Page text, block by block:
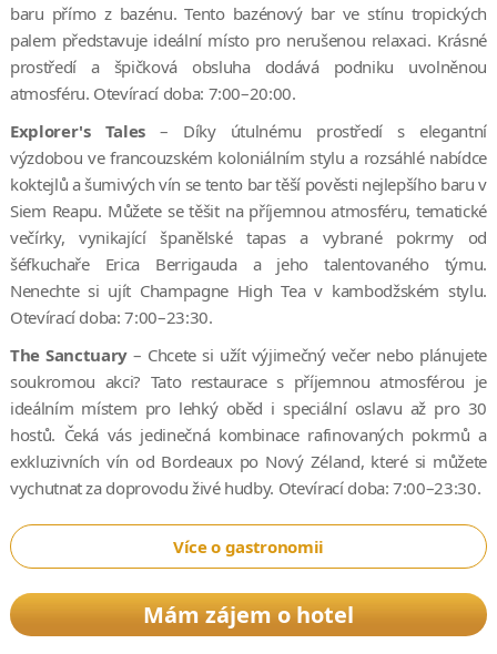
baru přímo z bazénu. Tento bazénový bar ve stínu tropických
palem představuje ideální místo pro nerušenou relaxaci. Krásné
prostředí a špičková obsluha dodává podniku uvolněnou
atmosféru. Otevírací doba: 7:00–20:00.
Explorer's Tales– Díky útulnému prostředí s elegantní
výzdobou ve francouzském koloniálním stylu a rozsáhlé nabídce
koktejlů a šumivých vín se tento bar těší pověsti nejlepšího baru v
Siem Reapu. Můžete se těšit na příjemnou atmosféru, tematické
večírky, vynikající španělské tapas a vybrané pokrmy od
šéfkuchaře Erica Berrigauda a jeho talentovaného týmu.
Nenechte si ujít Champagne High Tea v kambodžském stylu.
Otevírací doba: 7:00–23:30.
The Sanctuary– Chcete si užít výjimečný večer nebo plánujete
soukromou akci? Tato restaurace s příjemnou atmosférou je
ideálním místem pro lehký oběd i speciální oslavu až pro 30
hostů. Čeká vás jedinečná kombinace rafinovaných pokrmů a
exkluzivních vín od Bordeaux po Nový Zéland, které si můžete
vychutnat za doprovodu živé hudby. Otevírací doba: 7:00–23:30.
Více o gastronomii
Mám zájem o hotel